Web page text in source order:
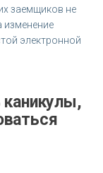
заемщиков не
изменение
электронной